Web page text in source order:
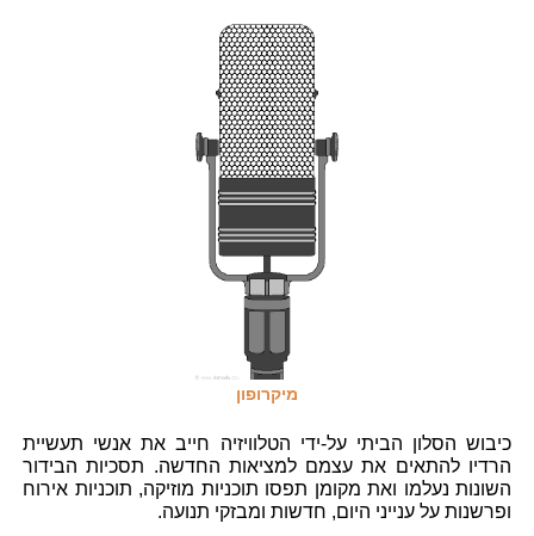
מיקרופון
כיבוש הסלון הביתי על-ידי הטלוויזיה חייב את אנשי תעשיית
הרדיו להתאים את עצמם למציאות החדשה. תסכיות הבידור
השונות נעלמו ואת מקומן תפסו תוכניות מוזיקה, תוכניות אירוח
ופרשנות על ענייני היום, חדשות ומבזקי תנועה.